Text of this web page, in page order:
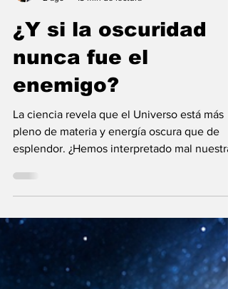
2 ago
13 min de lectura
¿Y si la oscuridad
nunca fue el
enemigo?
La ciencia revela que el Universo está más
esplendor. ¿Hemos interpretado mal
diferencias?